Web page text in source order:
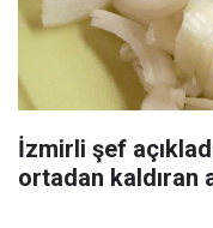
İzmirli şef
ortadan kaldıran